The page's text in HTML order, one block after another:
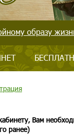
образу
Вам
ранее)